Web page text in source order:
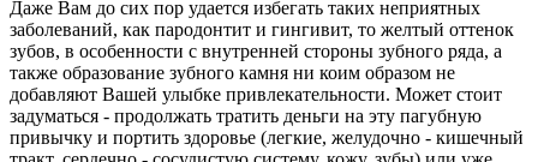
Даже Вам до сих пор удается избегать таких неприятных
заболеваний, как пародонтит и гингивит, то желтый оттенок
зубов, в особенности с внутренней стороны зубного ряда, а
также образование зубного камня ни коим образом не
добавляют Вашей улыбке привлекательности. Может стоит
задуматься - продолжать тратить деньги на эту пагубную
привычку и портить здоровье (легкие, желудочно - кишечный